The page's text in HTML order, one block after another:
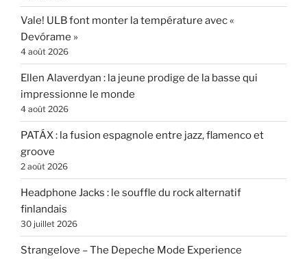
Vale! ULB font monter la température avec «
Devórame »
4 août 2026
Ellen Alaverdyan : la jeune prodige de la basse qui
impressionne le monde
4 août 2026
PATÁX : la fusion espagnole entre jazz, flamenco et
groove
2 août 2026
Headphone Jacks : le souffle du rock alternatif
finlandais
30 juillet 2026
Strangelove – The Depeche Mode Experience